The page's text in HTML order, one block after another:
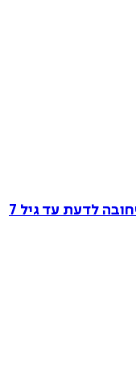
לדעת עד גיל 7